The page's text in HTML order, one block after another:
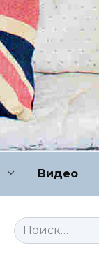
Видео
Search
for: